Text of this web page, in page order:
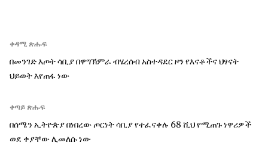
ቀዳሚ ጽሑፍ
በመንገድ እጦት ሳቢያ በዋግኽምራ ብሄረሰብ አስተዳደር ዞን የእናቶችና ህፃናት
ህይወት እየጠፋ ነው
ቀጣይ ጽሑፍ
በሰሜን ኢትዮጵያ በነበረው ጦርነት ሳቢያ የተፈናቀሉ 68 ሺህ የሚጠጉ ነዋሪዎች
ወደ ቀያቸው ሊመለሱ ነው